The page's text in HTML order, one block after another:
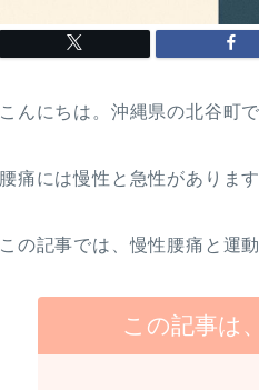
こんにちは。沖縄県の北谷町
腰痛には慢性と急性があります
この記事では、慢性腰痛と運
この記事は